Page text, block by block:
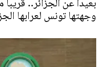
بعيدا عن الجزائر..
وجهتها تونس لعرابها